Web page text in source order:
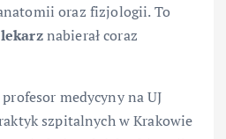
oraz fizjologii. To
lekarznabierał coraz
medycyny na UJ
szpitalnych w Krakowie